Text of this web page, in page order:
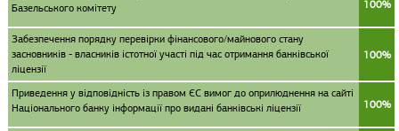
Базельського комітету
100%
Забезпечення порядку перевірки фінансового/майнового стану
засновників - власників істотної участі під час отримання банківської
ліцензії
100%
Приведення у відповідність із правом ЄС вимог до оприлюднення на сайті
Національного банку інформації про видані банківські ліцензії
100%